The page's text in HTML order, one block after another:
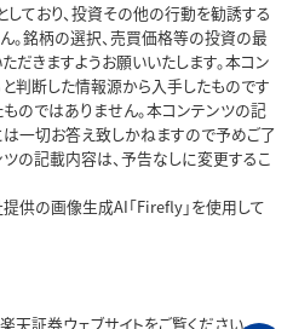
ており、投資その他の行動を勧誘する
。銘柄の選択、売買価格等の投資の最
だきますようお願いいたします。本コン
判断した情報源から入手したものです
のではありません。本コンテンツの記
一切お答え致しかねますので予めご了
ツの記載内容は、予告なしに変更するこ
供の画像生成AI「Firefly」を使用して
証券ウェブサイトをご覧ください。